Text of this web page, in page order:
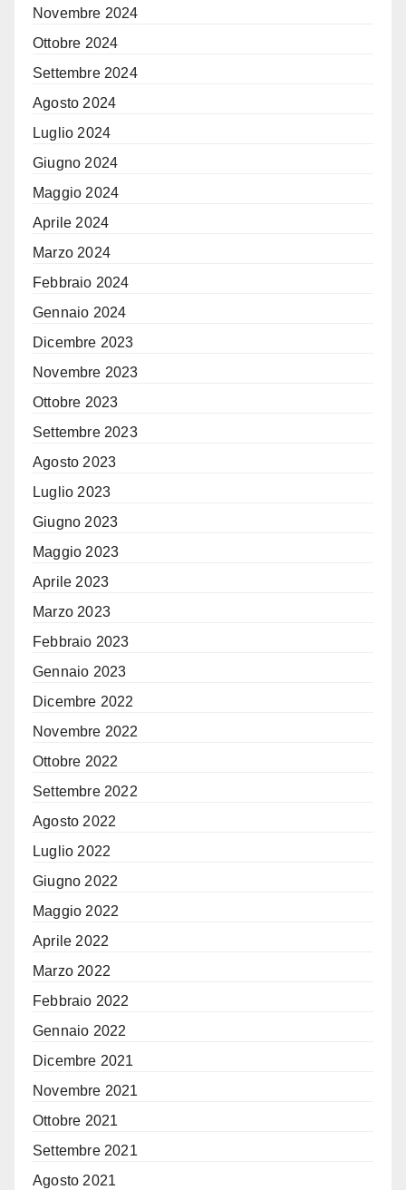
Novembre 2024
Ottobre 2024
Settembre 2024
Agosto 2024
Luglio 2024
Giugno 2024
Maggio 2024
Aprile 2024
Marzo 2024
Febbraio 2024
Gennaio 2024
Dicembre 2023
Novembre 2023
Ottobre 2023
Settembre 2023
Agosto 2023
Luglio 2023
Giugno 2023
Maggio 2023
Aprile 2023
Marzo 2023
Febbraio 2023
Gennaio 2023
Dicembre 2022
Novembre 2022
Ottobre 2022
Settembre 2022
Agosto 2022
Luglio 2022
Giugno 2022
Maggio 2022
Aprile 2022
Marzo 2022
Febbraio 2022
Gennaio 2022
Dicembre 2021
Novembre 2021
Ottobre 2021
Settembre 2021
Agosto 2021